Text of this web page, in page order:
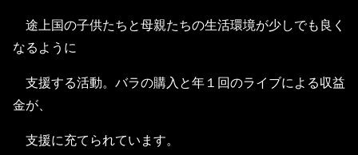
途上国の子供たちと母親たちの生活環境が少しでも良く
なるように
支援する活動。バラの購入と年１回のライブによる収益
金が、
支援に充てられています。